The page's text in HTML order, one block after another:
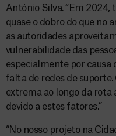
António Silva. “Em 2024,
quase o dobro do que no
as autoridades
vulnerabilidade das
especialmente por causa
falta de redes de
extrema ao longo da
devido a estes fatores.”
“No nosso projeto na